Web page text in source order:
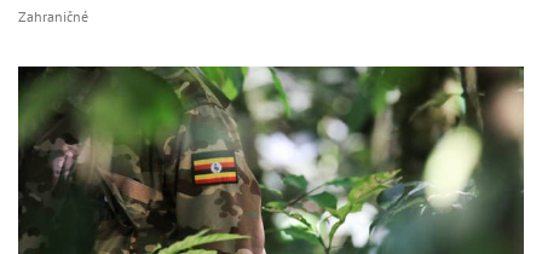
Zahraničné